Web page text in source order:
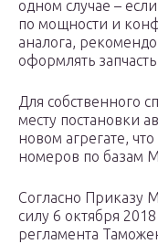
одном случае –
по мощности и
аналога,
оформлять
Для собственного
месту постановки
новом агрегате,
номеров по базам
Согласно Приказу
силу 6 октября
регламента